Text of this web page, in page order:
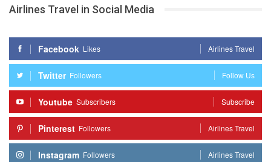
Airlines Travel in Social Media
Facebook Likes Airlines Travel
Twitter Followers Follow Us
Youtube Subscribers Subscribe
Pinterest Followers Airlines Travel
Instagram Followers Airlines Travel